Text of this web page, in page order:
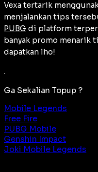
Vexa tertarik
menjalankan tips
PUBG di platform
banyak promo menarik
dapatkan lho!
.
Ga Sekalian Topup ?
Mobile Legends
Free Fire
PUBG Mobile
Genshin Impact
Joki Mobile Legends